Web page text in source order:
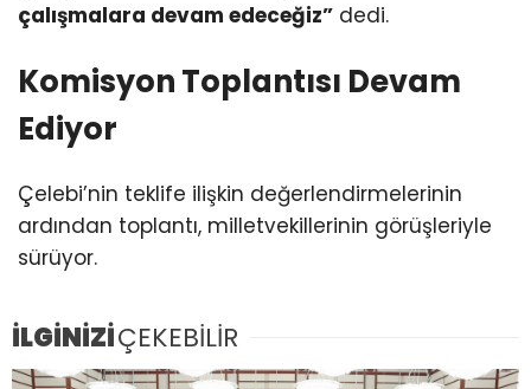
çalışmalara devam edeceğiz” dedi.
Komisyon Toplantısı Devam
Ediyor
Çelebi’nin teklife ilişkin değerlendirmelerinin
ardından toplantı, milletvekillerinin görüşleriyle
sürüyor.
İLGİNİZİÇEKEBİLİR